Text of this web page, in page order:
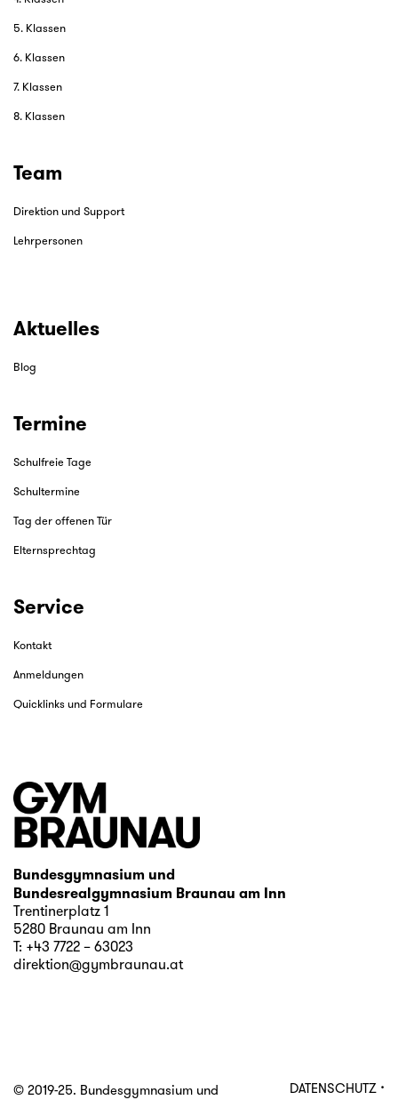
5. Klassen
6. Klassen
7. Klassen
8. Klassen
Team
Direktion und Support
Lehrpersonen
Aktuelles
Blog
Termine
Schulfreie Tage
Schultermine
Tag der offenen Tür
Elternsprechtag
Service
Kontakt
Anmeldungen
Quicklinks und Formulare
Bundesgymnasium und
Bundesrealgymnasium Braunau am Inn
Trentinerplatz 1
5280 Braunau am Inn
T: +43 7722 – 63023
direktion@gymbraunau.at
DATENSCHUTZ·
© 2019-25. Bundesgymnasium und